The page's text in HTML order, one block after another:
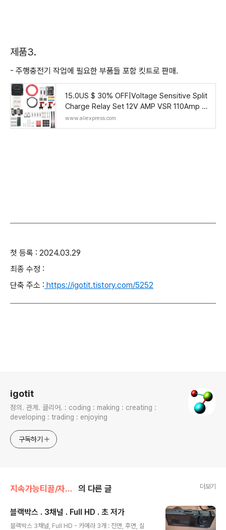
제품3.
- 주행충전기 작업에 필요한 부품들 포함 킷트로 판매.
15.0US $ 30% OFF|Voltage Sensitive Split
Charge Relay Set 12V AMP VSR 110Amp F
or Camper Car RV Yacht Steamer Smart 2
Battery Ban
www.aliexpress.com
첫 등록 : 2024.03.29
최종 수정 :
단축 주소 : https://igotit.tistory.com/5252
igotit
정의. 관계. 클리어. : coding : making : creating :
developing : trading : enjoying
구독하기
지속가능티끌/자동차 의 다른 글 더보기
블랙박스 . 3채널 . Full HD . 초 저가
블랙박스 3채널, Full HD - 카메라 3개 : 전면, 후면, 실